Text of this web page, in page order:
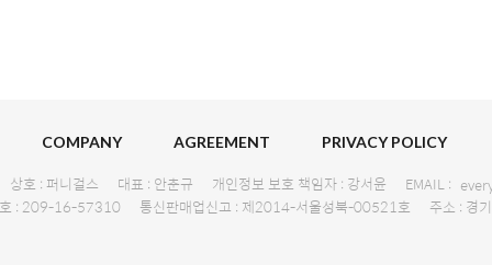
COMPANY AGREEMENT PRIVACY POLICY
상호 : 퍼니걸스 대표 : 안춘규 개인정보 보호 책임자 : 강서윤 EMAIL :
: 209-16-57310
통신판매업신고 : 제2014-서울성북-00521호 주소 : 경